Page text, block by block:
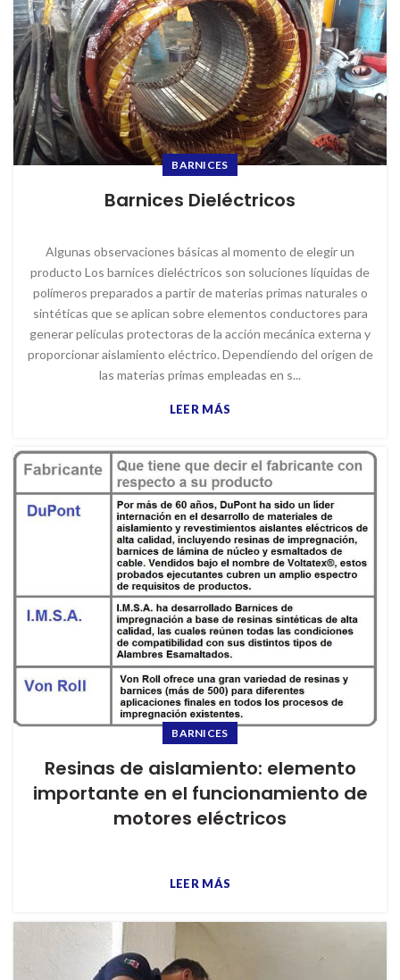
BARNICES
Barnices Dieléctricos
Algunas observaciones básicas al momento de elegir un
producto Los barnices dieléctricos son soluciones líquidas de
polímeros preparados a partir de materias primas naturales o
sintéticas que se aplican sobre elementos conductores para
generar películas protectoras de la acción mecánica externa y
proporcionar aislamiento eléctrico. Dependiendo del origen de
las materias primas empleadas en s...
LEER MÁS
BARNICES
Resinas de aislamiento: elemento
importante en el funcionamiento de
motores eléctricos
LEER MÁS